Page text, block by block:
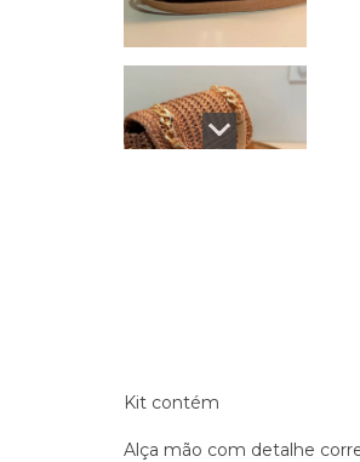
Kit contém
Alça mão com detalhe